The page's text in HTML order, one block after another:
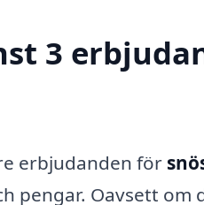
3
erbjudanden för
pengar. Oavsett